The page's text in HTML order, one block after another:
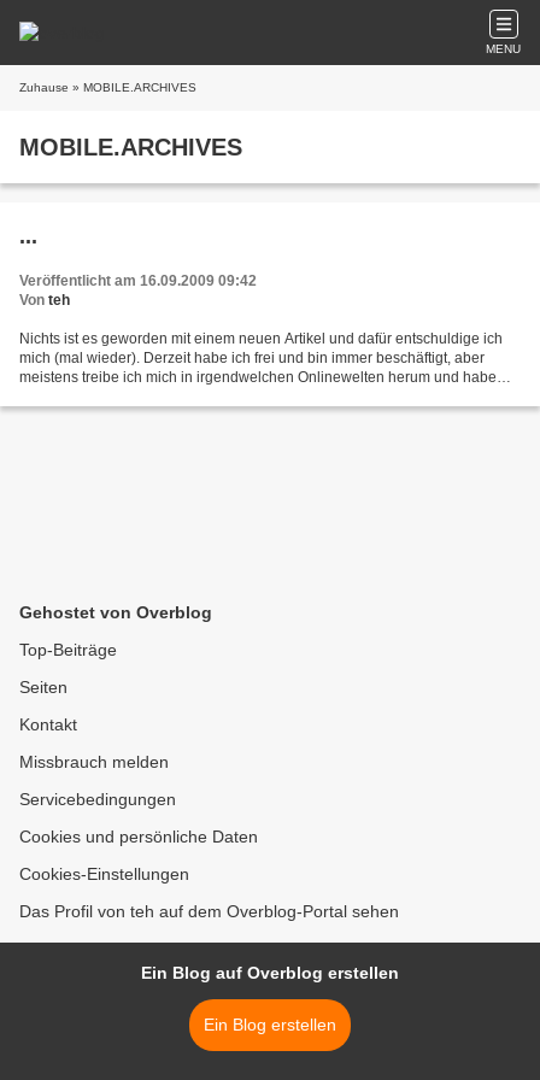
MENU
Zuhause » MOBILE.ARCHIVES
MOBILE.ARCHIVES
...
Veröffentlicht am 16.09.2009 09:42
Von teh
Nichts ist es geworden mit einem neuen Artikel und dafür entschuldige ich
mich (mal wieder). Derzeit habe ich frei und bin immer beschäftigt, aber
meistens treibe ich mich in irgendwelchen Onlinewelten herum und habe
Gehostet von Overblog
Top-Beiträge
Seiten
Kontakt
Missbrauch melden
Servicebedingungen
Cookies und persönliche Daten
Cookies-Einstellungen
Das Profil von teh auf dem Overblog-Portal sehen
Ein Blog auf Overblog erstellen
Ein Blog erstellen